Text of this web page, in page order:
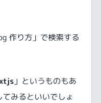
作り方」で検索する
」というものもあ
みるといいでしょ